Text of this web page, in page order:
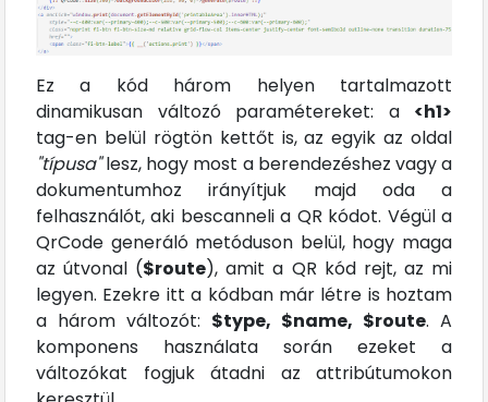
Ez a kód három helyen tartalmazott
dinamikusan változó paramétereket: a <h1>
tag-en belül rögtön kettőt is, az egyik az oldal
"típusa"lesz, hogy most a berendezéshez vagy a
dokumentumhoz irányítjuk majd oda a
felhasználót, aki bescanneli a QR kódot. Végül a
QrCode generáló metóduson belül, hogy maga
az útvonal ($route), amit a QR kód rejt, az mi
legyen. Ezekre itt a kódban már létre is hoztam
a három változót: $type, $name, $route. A
komponens használata során ezeket a
változókat fogjuk átadni az attribútumokon